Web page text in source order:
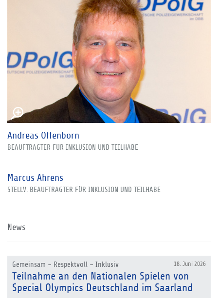
Andreas Offenborn
BEAUFTRAGTER FÜR INKLUSION UND TEILHABE
Marcus Ahrens
STELLV. BEAUFTRAGTER FÜR INKLUSION UND TEILHABE
News
18. Juni 2026
Gemeinsam – Respektvoll – Inklusiv
Teilnahme an den Nationalen Spielen von
Special Olympics Deutschland im Saarland